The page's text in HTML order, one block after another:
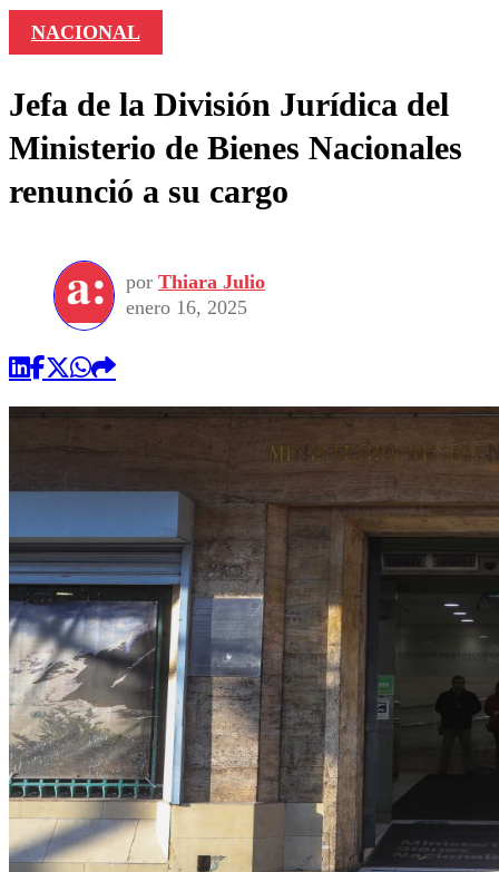
NACIONAL
Jefa de la División Jurídica del
Ministerio de Bienes Nacionales
renunció a su cargo
por Thiara Julio
enero 16, 2025